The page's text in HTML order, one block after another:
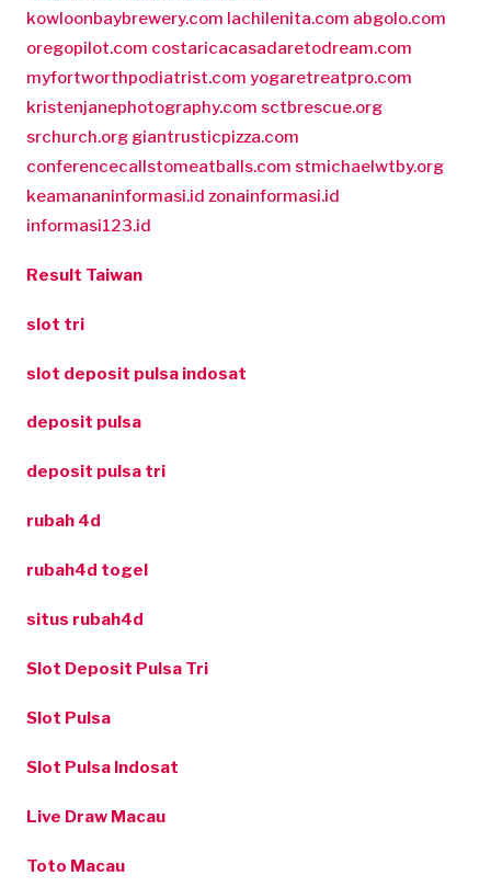
kowloonbaybrewery.com lachilenita.com abgolo.com
oregopilot.com costaricacasadaretodream.com
myfortworthpodiatrist.com yogaretreatpro.com
kristenjanephotography.com sctbrescue.org
srchurch.org giantrusticpizza.com
conferencecallstomeatballs.com stmichaelwtby.org
keamananinformasi.id zonainformasi.id
informasi123.id
Result Taiwan
slot tri
slot deposit pulsa indosat
deposit pulsa
deposit pulsa tri
rubah 4d
rubah4d togel
situs rubah4d
Slot Deposit Pulsa Tri
Slot Pulsa
Slot Pulsa Indosat
Live Draw Macau
Toto Macau